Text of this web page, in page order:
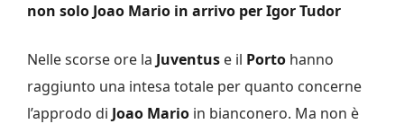
non solo Joao Mario in arrivo per Igor Tudor
Nelle scorse ore la Juventus e il Porto hanno
raggiunto una intesa totale per quanto concerne
l’approdo di Joao Mario in bianconero. Ma non è